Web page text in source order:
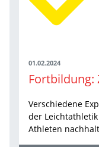
01.02.2024
Verschiedene
der
Athleten